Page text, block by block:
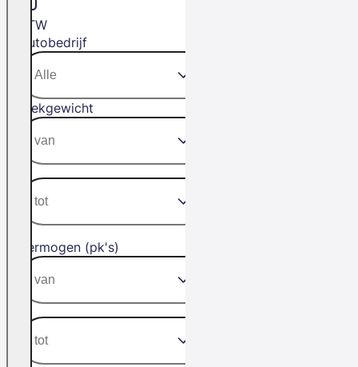
BTW
Autobedrijf
Trekgewicht
Vermogen (pk's)